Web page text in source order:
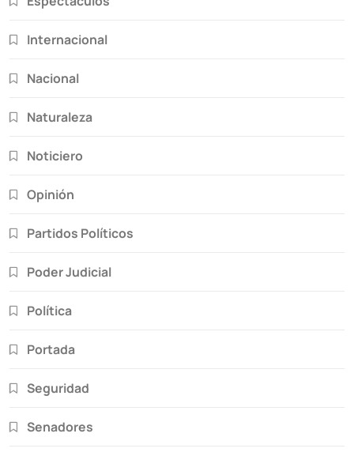
Internacional
Nacional
Naturaleza
Noticiero
Opinión
Partidos Políticos
Poder Judicial
Política
Portada
Seguridad
Senadores